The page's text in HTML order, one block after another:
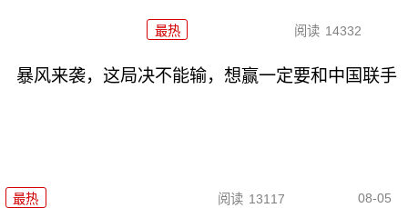
最热 阅读 14332
暴风来袭，这局决不能输，想赢一定要和中国联手
最热 阅读 13117 08-05